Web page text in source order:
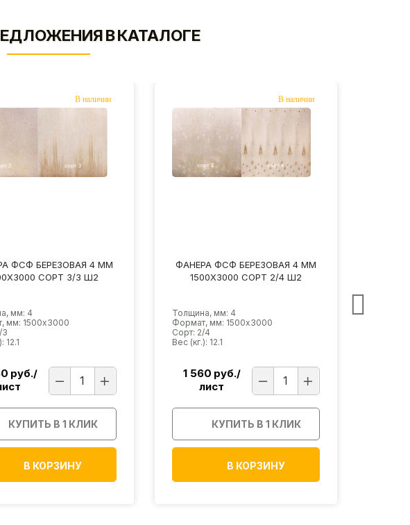
В КАТАЛОГЕ
ФСФ БЕРЕЗОВАЯ 4 ММ
СОРТ 3/3 Ш2
мм: 4
мм: 1500х3000
3
12.1
руб./
КУПИТЬ В 1 КЛИК
В КОРЗИНУ
ФАНЕРА ФСФ БЕРЕЗОВАЯ 4 ММ
1500Х3000 СОРТ 2/4 Ш2
Толщина, мм: 4
Формат, мм: 1500х3000
Сорт: 2/4
Вес (кг.): 12.1
1 560 руб./
лист
КУПИТЬ В 1 КЛИК
В КОРЗИНУ